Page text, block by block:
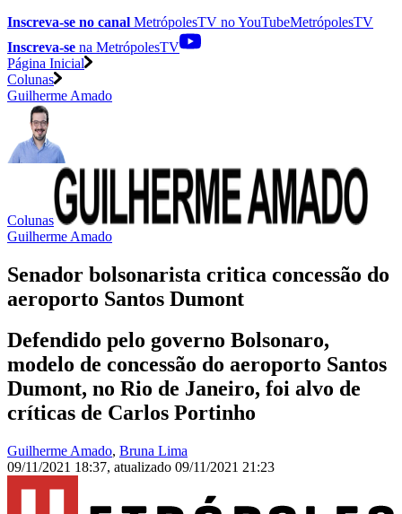
Inscreva-se no canal MetrópolesTV noYouTubeMetrópolesTV
Inscreva-se na MetrópolesTV
Página Inicial
Colunas
Guilherme Amado
Colunas
Guilherme Amado
Senador bolsonarista critica concessão do
aeroporto Santos Dumont
Defendido pelo governo Bolsonaro,
modelo de concessão do aeroporto Santos
Dumont, no Rio de Janeiro, foi alvo de
críticas de Carlos Portinho
Guilherme Amado, Bruna Lima
09/11/2021 18:37, atualizado 09/11/2021 21:23